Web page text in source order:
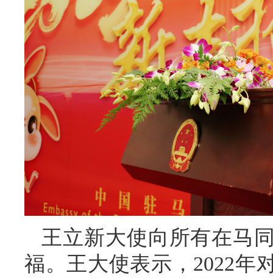
王立新大使向所有在马
福。王大使表示，2022年